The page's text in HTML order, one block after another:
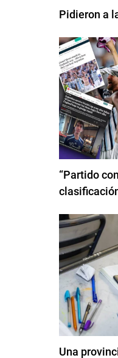
Pidieron a
“Partido
Una